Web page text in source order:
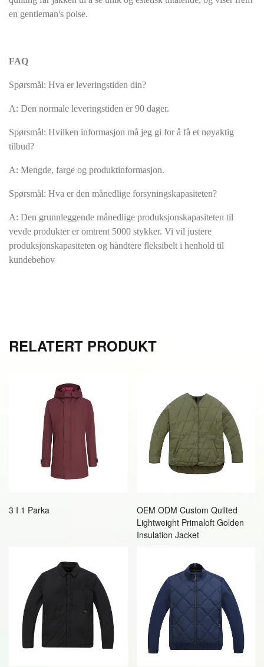
RELATERT PRODUKT
3 I 1 Parka
OEM ODM Custom Quilted
Lightweight Primaloft Golden
Insulation Jacket